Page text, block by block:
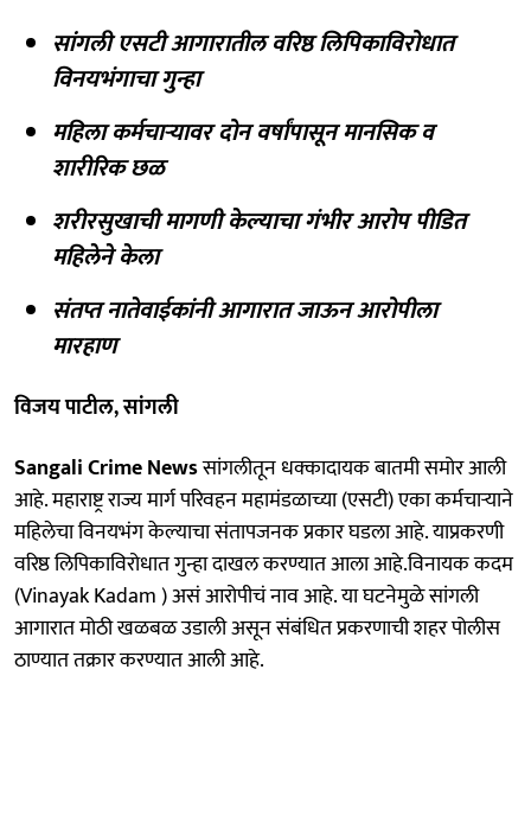
सांगली एसटी आगारातील वरिष्ठ लिपिकाविरोधात
विनयभंगाचा गुन्हा
महिला कर्मचाऱ्यावर दोन वर्षांपासून मानसिक व
शारीरिक छळ
शरीरसुखाची मागणी केल्याचा गंभीर आरोप पीडित
महिलेने केला
संतप्त नातेवाईकांनी आगारात जाऊन आरोपीला
मारहाण
विजय पाटील, सांगली
Sangali Crime Newsसांगलीतून धक्कादायक बातमी समोर आली
आहे. महाराष्ट्र राज्य मार्ग परिवहन महामंडळाच्या (एसटी) एका कर्मचाऱ्याने
महिलेचा विनयभंग केल्याचा संतापजनक प्रकार घडला आहे. याप्रकरणी
वरिष्ठ लिपिकाविरोधात गुन्हा दाखल करण्यात आला आहे.विनायक कदम
(Vinayak Kadam ) असं आरोपीचं नाव आहे. या घटनेमुळे सांगली
आगारात मोठी खळबळ उडाली असून संबंधित प्रकरणाची शहर पोलीस
ठाण्यात तक्रार करण्यात आली आहे.